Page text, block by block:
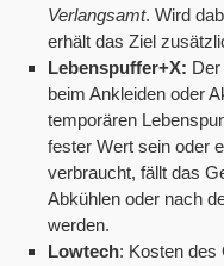
Verlangsamt. Wird
erhält das Ziel
Lebenspuffer+X:
beim Ankleiden oder
temporären
fester Wert sein oder
verbraucht, fällt das
Abkühlen oder nach
werden.
Lowtech: Kosten des